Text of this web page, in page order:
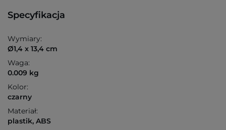
Specyfikacja
Wymiary:
Ø1,4 x 13,4 cm
Waga:
0.009 kg
Kolor:
czarny
Materiał:
plastik, ABS